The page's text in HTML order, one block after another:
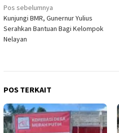
Navigasi
pos
Pos sebelumnya
Kunjungi BMR, Gunernur Yulius
Serahkan Bantuan Bagi Kelompok
Nelayan
POS TERKAIT